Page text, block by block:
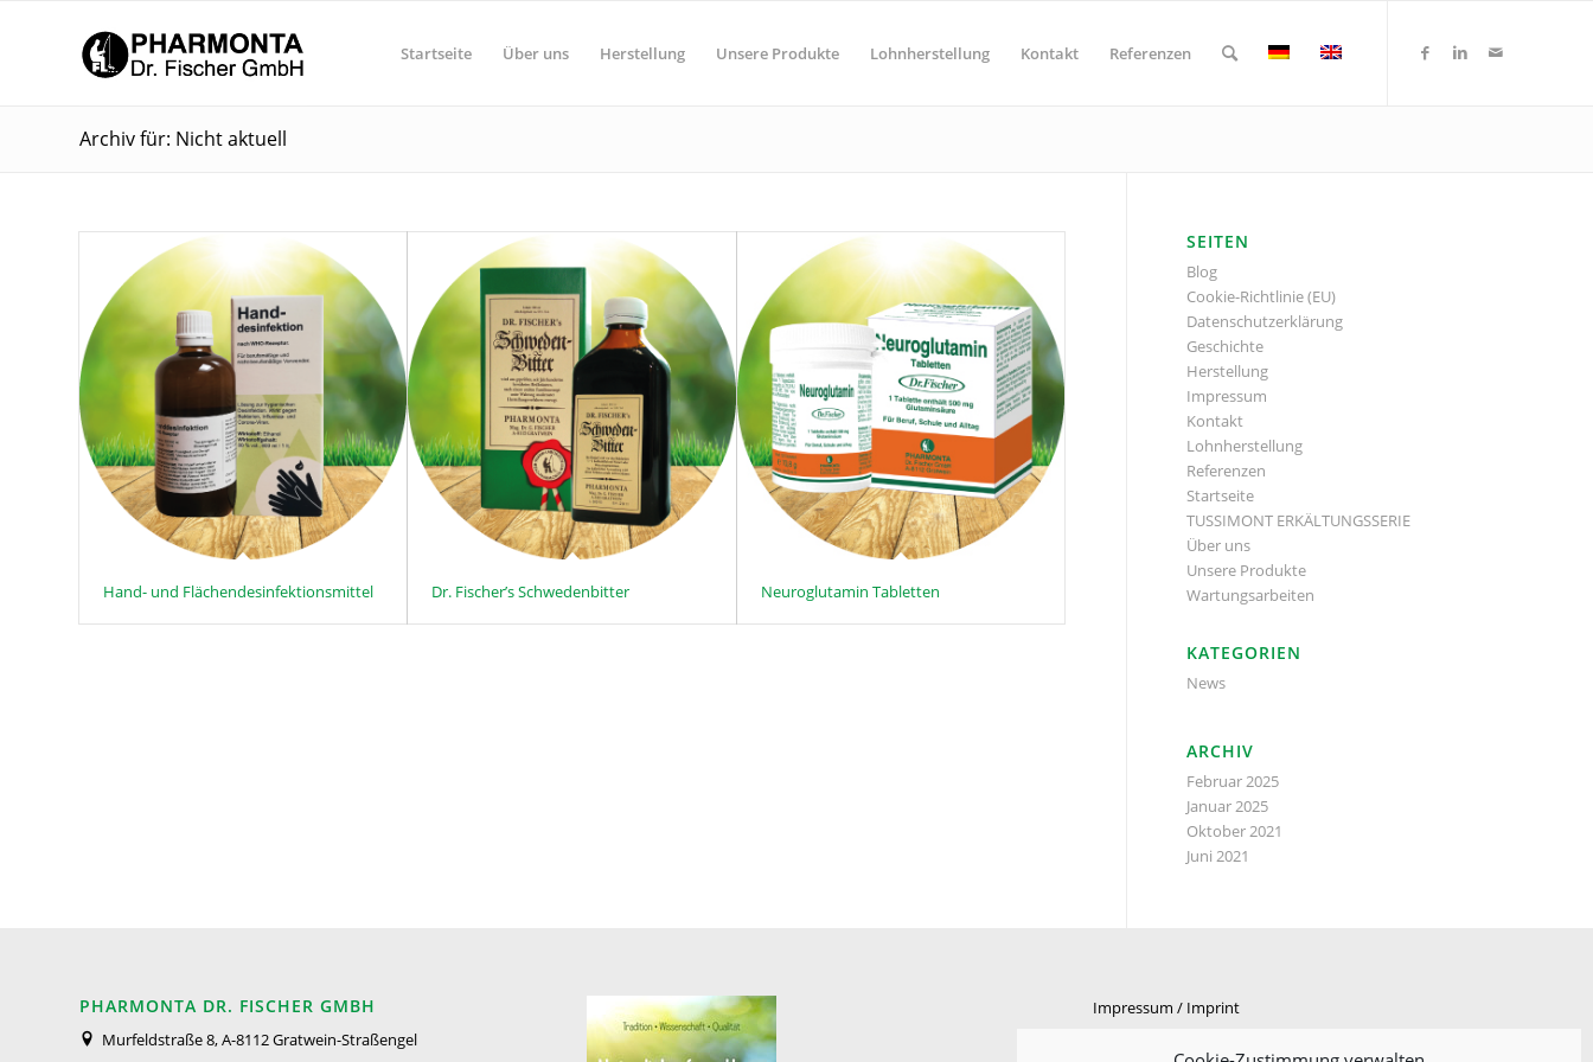
Startseite Über uns Herstellung Unsere Produkte Lohnherstellung Kontakt Referenzen
Archiv für: Nicht aktuell
Hand- und Flächendesinfektionsmittel Dr. Fischer’s Schwedenbitter Neuroglutamin Tabletten
SEITEN
Blog
Cookie-Richtlinie (EU)
Datenschutzerklärung
Geschichte
Herstellung
Impressum
Kontakt
Lohnherstellung
Referenzen
Startseite
TUSSIMONT ERKÄLTUNGSSERIE
Über uns
Unsere Produkte
Wartungsarbeiten
KATEGORIEN
News
ARCHIV
Februar 2025
Januar 2025
Oktober 2021
Juni 2021
PHARMONTA DR. FISCHER GMBH
Murfeldstraße 8, A-8112 Gratwein-Straßengel
Impressum / Imprint